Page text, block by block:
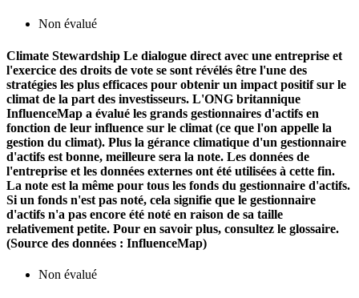
Non évalué
Climate Stewardship Le dialogue direct avec une entreprise et
l'exercice des droits de vote se sont révélés être l'une des
stratégies les plus efficaces pour obtenir un impact positif sur le
climat de la part des investisseurs. L'ONG britannique
InfluenceMap a évalué les grands gestionnaires d'actifs en
fonction de leur influence sur le climat (ce que l'on appelle la
gestion du climat). Plus la gérance climatique d'un gestionnaire
d'actifs est bonne, meilleure sera la note. Les données de
l'entreprise et les données externes ont été utilisées à cette fin.
La note est la même pour tous les fonds du gestionnaire d'actifs.
Si un fonds n'est pas noté, cela signifie que le gestionnaire
d'actifs n'a pas encore été noté en raison de sa taille
relativement petite. Pour en savoir plus, consultez le glossaire.
(Source des données : InfluenceMap)
Non évalué